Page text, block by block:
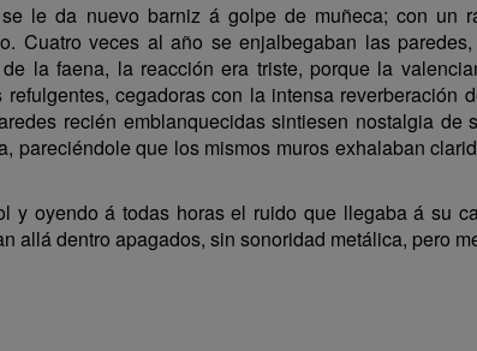
le da nuevo barniz á golpe de muñeca; con un
Cuatro veces al año se enjalbegaban las
la faena, la reacción era triste, porque la
cegadoras con la intensa reverberación
recién emblanquecidas sintiesen nostalgia de
que los mismos muros exhalaban
y oyendo á todas horas el ruido que llegaba á su
allá dentro apagados, sin sonoridad metálica, pero